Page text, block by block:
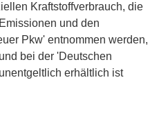
Kraftstoffverbrauch, die
und den
Pkw' entnommen werden,
bei der 'Deutschen
erhältlich ist